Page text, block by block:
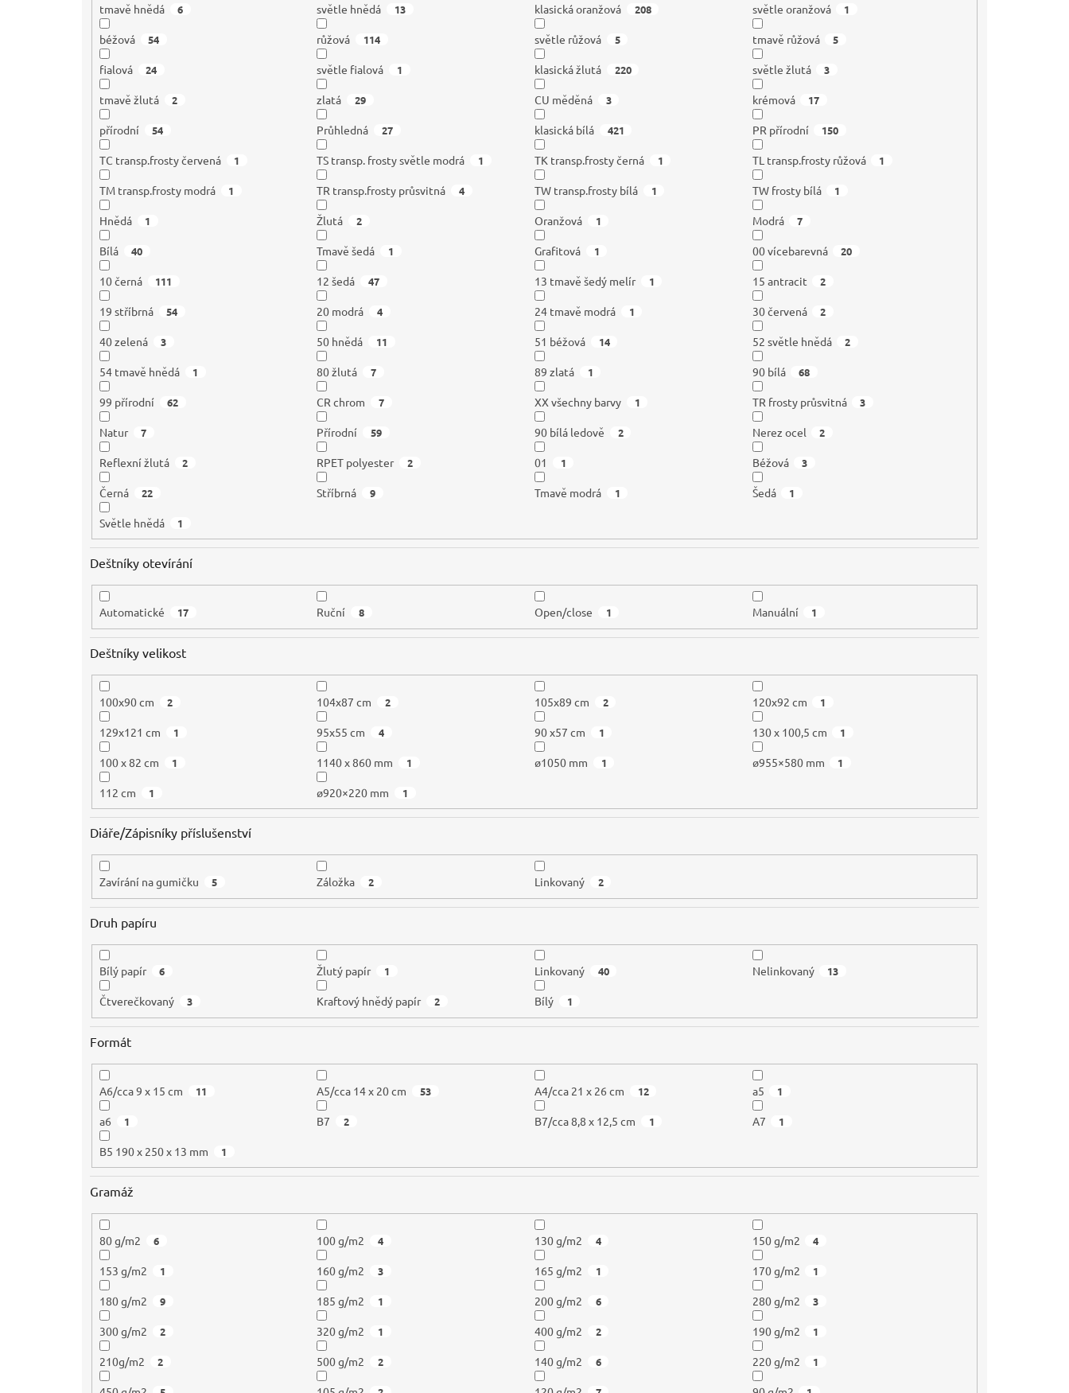
tmavě hnědá 6 světle hnědá 13 klasická oranžová 208 světle oranžová 1
béžová 54 růžová 114 světle růžová 5 tmavě růžová 5
fialová 24 světle fialová 1 klasická žlutá 220 světle žlutá 3
tmavě žlutá 2 zlatá 29 CU měděná 3 krémová 17
přírodní 54 Průhledná 27 klasická bílá 421 PR přírodní 150
TC transp.frosty červená 1 TS transp. frosty světle modrá 1 TK transp.frosty černá 1 TL transp.frosty růžová 1
TM transp.frosty modrá 1 TR transp.frosty průsvitná 4 TW transp.frosty bílá 1 TW frosty bílá 1
Hnědá 1 Žlutá 2 Oranžová 1 Modrá 7
Bílá 40 Tmavě šedá 1 Grafitová 1 00 vícebarevná 20
10 černá 111 12 šedá 47 13 tmavě šedý melír 1 15 antracit 2
19 stříbrná 54 20 modrá 4 24 tmavě modrá 1 30 červená 2
40 zelená 3 50 hnědá 11 51 béžová 14 52 světle hnědá 2
54 tmavě hnědá 1 80 žlutá 7 89 zlatá 1 90 bílá 68
99 přírodní 62 CR chrom 7 XX všechny barvy 1 TR frosty průsvitná 3
Natur 7 Přírodní 59 90 bílá ledově 2 Nerez ocel 2
Reflexní žlutá 2 RPET polyester 2 01 1 Béžová 3
Černá 22 Stříbrná 9 Tmavě modrá 1 Šedá 1
Světle hnědá 1
Deštníky otevírání
Automatické 17 Ruční 8 Open/close 1 Manuální 1
Deštníky velikost
100x90 cm 2 104x87 cm 2 105x89 cm 2 120x92 cm 1
129x121 cm 1 95x55 cm 4 90 x57 cm 1 130 x 100,5 cm 1
100 x 82 cm 1 1140 x 860 mm 1 ø1050 mm 1 ø955×580 mm 1
112 cm 1 ø920×220 mm 1
Diáře/Zápisníky příslušenství
Zavírání na gumičku 5 Záložka 2 Linkovaný 2
Druh papíru
Bílý papír 6 Žlutý papír 1 Linkovaný 40 Nelinkovaný 13
Čtverečkovaný 3 Kraftový hnědý papír 2 Bílý 1
Formát
A6/cca 9 x 15 cm 11 A5/cca 14 x 20 cm 53 A4/cca 21 x 26 cm 12 a5 1
a6 1 B7 2 B7/cca 8,8 x 12,5 cm 1 A7 1
B5 190 x 250 x 13 mm 1
Gramáž
80 g/m2 6 100 g/m2 4 130 g/m2 4 150 g/m2 4
153 g/m2 1 160 g/m2 3 165 g/m2 1 170 g/m2 1
180 g/m2 9 185 g/m2 1 200 g/m2 6 280 g/m2 3
300 g/m2 2 320 g/m2 1 400 g/m2 2 190 g/m2 1
210g/m2 2 500 g/m2 2 140 g/m2 6 220 g/m2 1